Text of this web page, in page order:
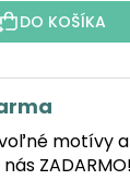
DO KOŠÍKA
motívy
ZADARMO!